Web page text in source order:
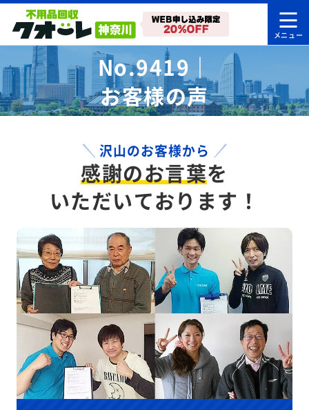
No.9419｜
お客様の声
沢山のお客様から
感謝のお言葉を
いただいております！